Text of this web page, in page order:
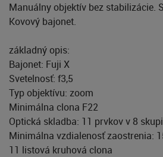
Manuálny objektív bez stabilizácie.
Kovový bajonet.
základný opis:
Bajonet: Fuji X
Svetelnosť: f3,5
Typ objektívu: zoom
Minimálna clona F22
Optická skladba: 11 prvkov v 8
Minimálna vzdialenosť zaostrenia:
11 listová kruhová clona